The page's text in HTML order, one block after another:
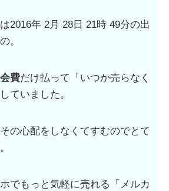
2016年 2月 28日 21時 49分の出
。
会費だけ払って「いつか売らなく
ていました。
の心配をしなくてすむのでとて
でもっと気軽に売れる「メルカ